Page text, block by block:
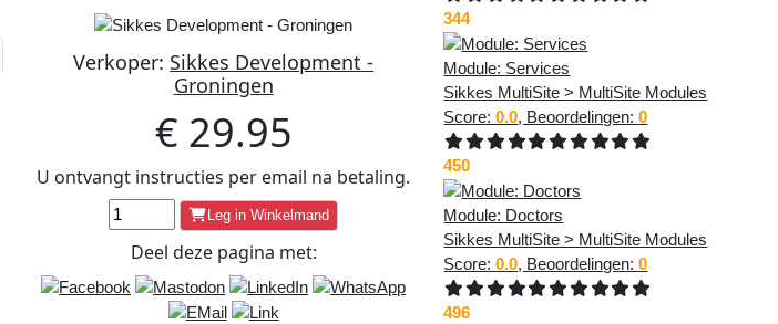
Verkoper: Sikkes Development -
Groningen
€ 29.95
U ontvangt instructies per email na betaling.
Leg in Winkelmand
Deel deze pagina met:
344
Module: Services
Sikkes MultiSite > MultiSite Modules
Score:0.0, Beoordelingen:0
450
Module: Doctors
Sikkes MultiSite > MultiSite Modules
Score:0.0, Beoordelingen:0
496